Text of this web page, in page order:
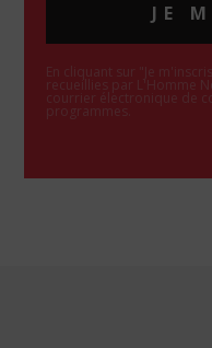
JE
En cliquant sur "Je
recueillies par L'Homme
courrier électronique de
programmes.